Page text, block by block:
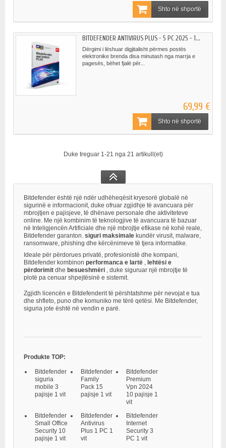
Shto në shportë
BITDEFENDER ANTIVIRUS PLUS - 5 PC 2025 - 1...
Dërgimi i lëshuar digjitalisht përmes postës
elektronike brenda disa minutash nga marrja e
pagesës, bëhet fjalë për...
69,99 €
Shto në shportë
Duke treguar 1-21 nga 21 artikull(et)
Bitdefender është një ndër udhëheqësit kryesorë globalë në
sigurinë e informacionit, duke ofruar zgjidhje të avancuara për
mbrojtjen e pajisjeve, të dhënave personale dhe aktiviteteve
online. Me një kombinim të teknologjive të avancuara të bazuar
në Inteligjencën Artificiale dhe një mbrojtje efikase në kohë reale,
Bitdefender garanton. siguri maksimale kundër virusit, malware,
ransomware, phishing dhe kërcënimeve të tjera informatike.
Ideale për përdorues privatë, profesionistë dhe kompani,
Bitdefender kombinon performanca e lartë , lehtësi e
përdorimit dhe besueshmëri , duke siguruar një mbrojtje të
plotë pa cenuar shpejtësinë e sistemit.
Zgjidh licencën e Bitdefenderit të përshtatshme për nevojat e tua
dhe shfleto, puno dhe komuniko me tërë qetësi. Me Bitdefender,
siguria jote është në vendin e parë.
Produkte TOP:
Bitdefender
siguria
mobile 3
pajisje 1 vit
Bitdefender
Family
Pack 15
pajisje 1 vit
Bitdefender
Premium
Vpn 2024
10 pajisje 1
vit
Bitdefender
Small Office
Security 10
pajisje 1 vit
Bitdefender
Antivirus
Plus 1 PC 1
vit
Bitdefender
Internet
Security 3
PC 1 vit